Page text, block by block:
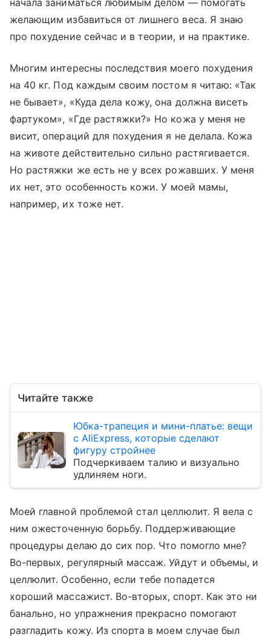
желающим избавиться от лишнего веса. Я знаю
про похудение сейчас и в теории, и на практике.
Многим интересны последствия моего похудения
на 40 кг. Под каждым своим постом я читаю: «Так
не бывает», «Куда дела кожу, она должна висеть
фартуком», «Где растяжки?» Но кожа у меня не
висит, операций для похудения я не делала. Кожа
на животе действительно сильно растягивается.
Но растяжки же есть не у всех рожавших. У меня
их нет, это особенность кожи. У моей мамы,
например, их тоже нет.
Читайте также
Юбка-трапеция и мини-платье: вещи
с AliExpress, которые сделают
фигуру стройнее
Подчеркиваем талию и визуально
удлиняем ноги.
Моей главной проблемой стал целлюлит. Я вела с
ним ожесточенную борьбу. Поддерживающие
процедуры делаю до сих пор. Что помогло мне?
Во-первых, регулярный массаж. Уйдут и объемы, и
целлюлит. Особенно, если тебе попадется
хороший массажист. Во-вторых, спорт. Как это ни
банально, но упражнения прекрасно помогают
разгладить кожу. Из спорта в моем случае был